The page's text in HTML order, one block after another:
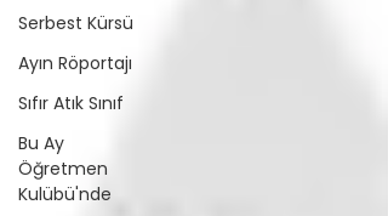
Serbest Kürsü
Ayın Röportajı
Sıfır Atık Sınıf
Bu Ay
Öğretmen
Kulübü'nde